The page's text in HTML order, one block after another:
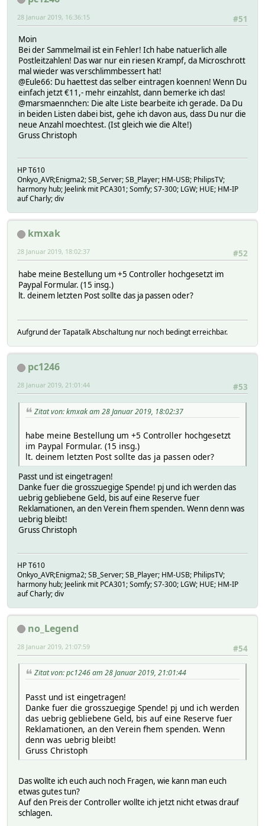
#51
28 Januar 2019, 16:36:15
Moin
Bei der Sammelmail ist ein Fehler! Ich habe natuerlich alle
Postleitzahlen! Das war nur ein riesen Krampf, da Microschrott
mal wieder was verschlimmbessert hat!
@Eule66: Du haettest das selber eintragen koennen! Wenn Du
einfach jetzt €11,- mehr einzahlst, dann bemerke ich das!
@marsmaennchen: Die alte Liste bearbeite ich gerade. Da Du
in beiden Listen dabei bist, gehe ich davon aus, dass Du nur die
neue Anzahl moechtest. (Ist gleich wie die Alte!)
Gruss Christoph
HP T610
Onkyo_AVR;Enigma2; SB_Server; SB_Player; HM-USB; PhilipsTV;
harmony hub; Jeelink mit PCA301; Somfy; S7-300; LGW; HUE; HM-IP
auf Charly; div
kmxak
#52
28 Januar 2019, 18:02:37
habe meine Bestellung um +5 Controller hochgesetzt im
Paypal Formular. (15 insg.)
lt. deinem letzten Post sollte das ja passen oder?
Aufgrund der Tapatalk Abschaltung nur noch bedingt erreichbar.
pc1246
#53
28 Januar 2019, 21:01:44
Zitat von: kmxak am 28 Januar 2019, 18:02:37
habe meine Bestellung um +5 Controller hochgesetzt
im Paypal Formular. (15 insg.)
lt. deinem letzten Post sollte das ja passen oder?
Passt und ist eingetragen!
Danke fuer die grosszuegige Spende! pj und ich werden das
uebrig gebliebene Geld, bis auf eine Reserve fuer
Reklamationen, an den Verein fhem spenden. Wenn denn was
uebrig bleibt!
Gruss Christoph
HP T610
Onkyo_AVR;Enigma2; SB_Server; SB_Player; HM-USB; PhilipsTV;
harmony hub; Jeelink mit PCA301; Somfy; S7-300; LGW; HUE; HM-IP
auf Charly; div
no_Legend
#54
28 Januar 2019, 21:07:59
Zitat von: pc1246 am 28 Januar 2019, 21:01:44
Passt und ist eingetragen!
Danke fuer die grosszuegige Spende! pj und ich werden
das uebrig gebliebene Geld, bis auf eine Reserve fuer
Reklamationen, an den Verein fhem spenden. Wenn
denn was uebrig bleibt!
Gruss Christoph
Das wollte ich euch auch noch Fragen, wie kann man euch
etwas gutes tun?
Auf den Preis der Controller wollte ich jetzt nicht etwas drauf
schlagen.